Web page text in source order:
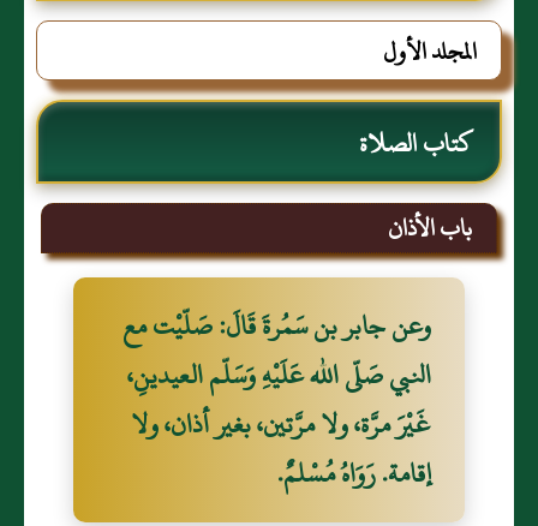
الصنعاني رحمه الله
المجلد الأول
كتاب الصلاة
باب الأذان
وعن جابر بن سَمُرةَ قَالَ: صَلّيْت مع
النبي صَلّى الله عَلَيْهِ وَسَلّم العيدينِ،
غَيْرَ مرَّة، ولا مرَّتين، بغير أذان، ولا
إقامة. رَوَاهُ مُسْلمٌ.